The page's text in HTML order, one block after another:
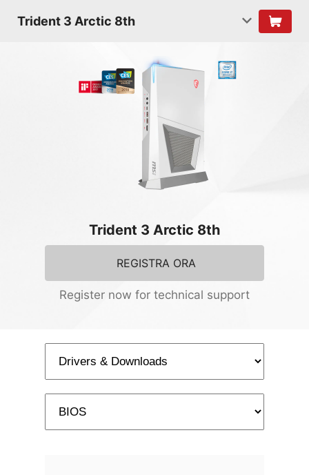
Trident 3 Arctic 8th
Trident 3 Arctic 8th
REGISTRA ORA
Register now for technical support